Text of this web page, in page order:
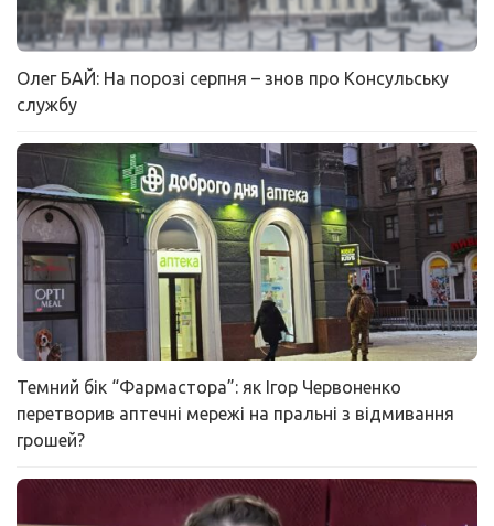
Олег БАЙ: На порозі серпня – знов про Консульську
службу
Темний бік “Фармастора”: як Ігор Червоненко
перетворив аптечні мережі на пральні з відмивання
грошей?